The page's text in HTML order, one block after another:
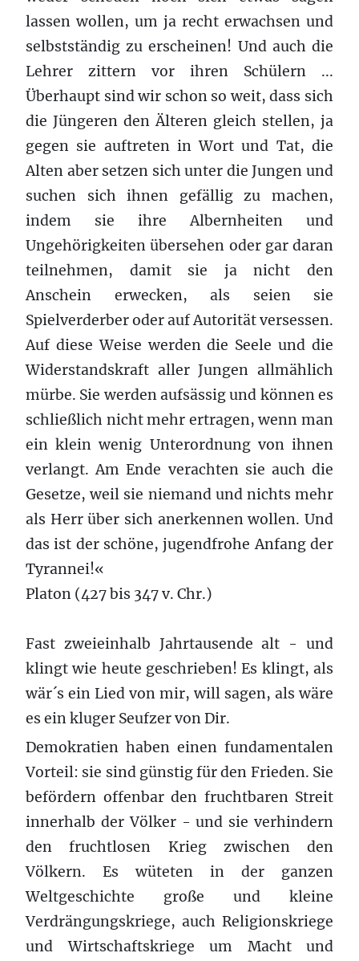
lassen wollen, um ja recht erwachsen und
selbstständig zu erscheinen! Und auch die
Lehrer zittern vor ihren Schülern ...
Überhaupt sind wir schon so weit, dass sich
die Jüngeren den Älteren gleich stellen, ja
gegen sie auftreten in Wort und Tat, die
Alten aber setzen sich unter die Jungen und
suchen sich ihnen gefällig zu machen,
indem sie ihre Albernheiten und
Ungehörigkeiten übersehen oder gar daran
teilnehmen, damit sie ja nicht den
Anschein erwecken, als seien sie
Spielverderber oder auf Autorität versessen.
Auf diese Weise werden die Seele und die
Widerstandskraft aller Jungen allmählich
mürbe. Sie werden aufsässig und können es
schließlich nicht mehr ertragen, wenn man
ein klein wenig Unterordnung von ihnen
verlangt. Am Ende verachten sie auch die
Gesetze, weil sie niemand und nichts mehr
als Herr über sich anerkennen wollen. Und
das ist der schöne, jugendfrohe Anfang der
Tyrannei!«
Platon (427 bis 347 v. Chr.)
Fast zweieinhalb Jahrtausende alt - und
klingt wie heute geschrieben! Es klingt, als
wär´s ein Lied von mir, will sagen, als wäre
es ein kluger Seufzer von Dir.
Demokratien haben einen fundamentalen
Vorteil: sie sind günstig für den Frieden. Sie
befördern offenbar den fruchtbaren Streit
innerhalb der Völker - und sie verhindern
den fruchtlosen Krieg zwischen den
Völkern. Es wüteten in der ganzen
Weltgeschichte große und kleine
Verdrängungskriege, auch Religionskriege
und Wirtschaftskriege um Macht und